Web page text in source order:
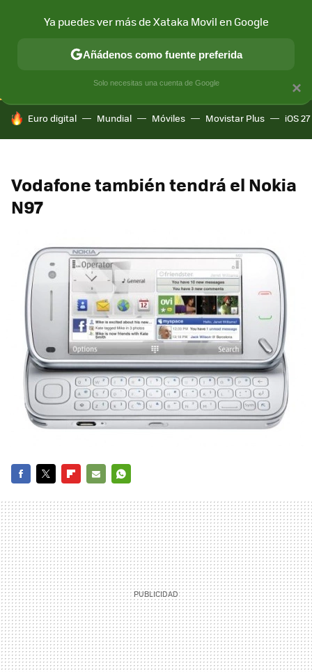
CONECTIVIDAD MÓVIL Y SOCIEDAD APLICACIONES
HOY SE HABLA DE
Euro digital Mundial Móviles Movistar Plus iOS 27
Vodafone también tendrá el Nokia
N97
MAIL
×
Ya puedes ver más de Xataka Movil en Google
Añádenos como fuente preferida
Solo necesitas una cuenta de Google